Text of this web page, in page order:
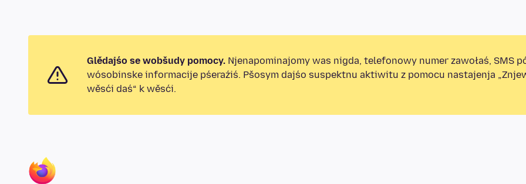
Glědajśo se wobšudy pomocy. Njenapominajomy was nigda, telefonowy numer zawołaś, SMS
wósobinske informacije pśeraźiś. Pšosym dajśo suspektnu aktiwitu z pomocu nastajenja
wěsći daś“ k wěsći.